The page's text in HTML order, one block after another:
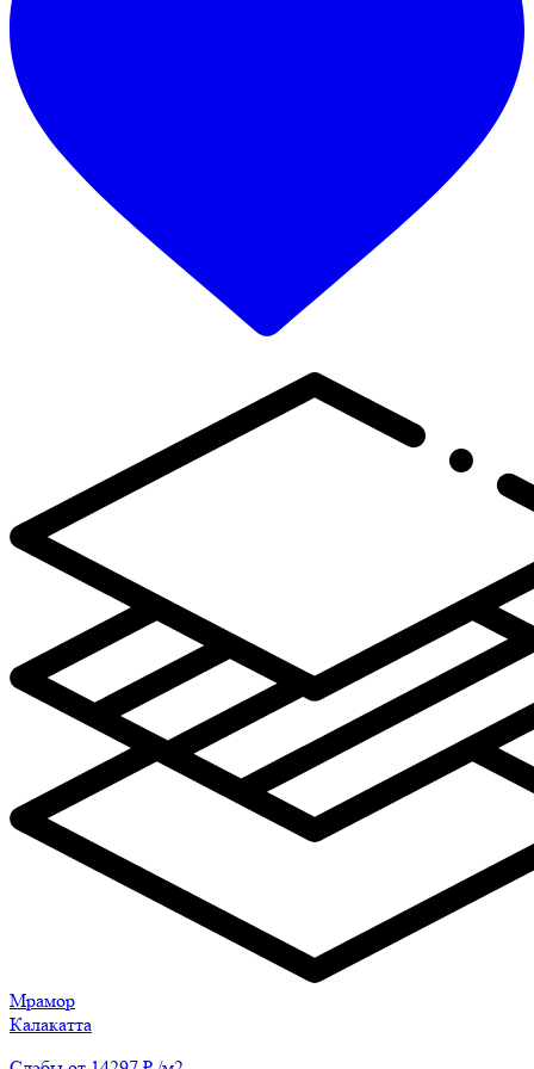
Мрамор
Калакатта